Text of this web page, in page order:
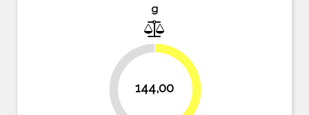
g
144,00
55.6%